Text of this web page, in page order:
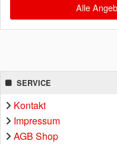
Alle
SERVICE
Kontakt
Impressum
AGB Shop